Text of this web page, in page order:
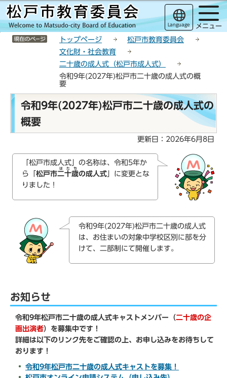
こ
の
サ
イ
このページの本文へ移動
Language メニュー
サイトメニューここまで
トップページ
松戸市教育委員会
文化財・社会教育
二十歳の成人式（松戸市成人式）
令和9年(2027年)松戸市二十歳の成人式の概
要
本
こ
ら
令和9年(2027年)松戸市二十歳の成人式の
概要
更新日：2026年6月8日
「松戸市成人式」の名称は、令和5年か
ら「 松戸市二十歳
はたち
の成人式 」に変更とな
りました！
令和9年(2027年)松戸市二十歳の成人式
は、お住まいの対象中学校区別に部を分
けて、二部制にて開催します。
お知らせ
令和9年松戸市二十歳の成人式キャストメンバー（二十歳の企
画出演者）を募集中です！
詳細は以下のリンク先をご確認の上、お申し込みをお待ちして
おります！
令和9年松戸市二十歳の成人式キャストを募集！